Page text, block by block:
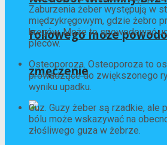
foliowego może
zmęczenie
Zaburzenia żeber występują w
międzykręgowym, gdzie żebro
kręgów. Może to spowodować
pleców.
Osteoporoza. Osteoporoza to
prowadzące do zwiększonego
wyniku upadku.
Guz. Guzy żeber są rzadkie, ale
bólu może wskazywać na
złośliwego guza w żebrze.